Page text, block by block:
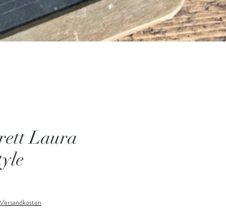
Laura